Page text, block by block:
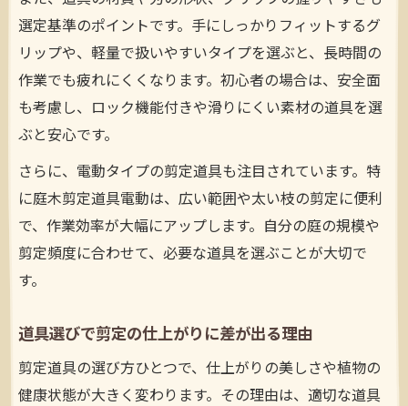
選定基準のポイントです。手にしっかりフィットするグ
リップや、軽量で扱いやすいタイプを選ぶと、長時間の
作業でも疲れにくくなります。初心者の場合は、安全面
も考慮し、ロック機能付きや滑りにくい素材の道具を選
ぶと安心です。
さらに、電動タイプの剪定道具も注目されています。特
に庭木剪定道具電動は、広い範囲や太い枝の剪定に便利
で、作業効率が大幅にアップします。自分の庭の規模や
剪定頻度に合わせて、必要な道具を選ぶことが大切で
す。
道具選びで剪定の仕上がりに差が出る理由
剪定道具の選び方ひとつで、仕上がりの美しさや植物の
健康状態が大きく変わります。その理由は、適切な道具